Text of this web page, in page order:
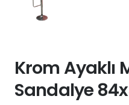
Krom Ayaklı
Sandalye